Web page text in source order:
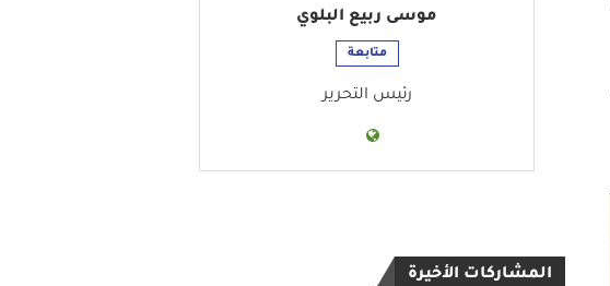
موسى ربيع البلوي
متابعة
رئيس التحرير
المشاركات الأخيرة